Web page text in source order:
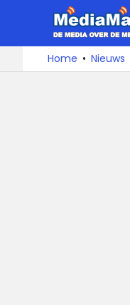
naar
De
media
over
Home Nieuws